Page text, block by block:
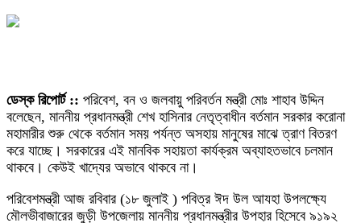
ডেস্ক রিপোর্ট :: পরিবেশ, বন ও জলবায়ু পরিবর্তন মন্ত্রী মোঃ শাহাব উদ্দিন
বলেছেন, মাননীয় প্রধানমন্ত্রী শেখ হাসিনার নেতৃত্বাধীন বর্তমান সরকার করোনা
মহামারীর শুরু থেকে বর্তমান সময় পর্যন্ত অসহায় মানুষের মাঝে ত্রাণ বিতরণ
করে যাচ্ছে। সরকারের এই মানবিক সহায়তা কার্যক্রম অব্যাহতভাবে চলমান
থাকবে। কেউই খাদ্যের অভাবে থাকবে না।
পরিবেশমন্ত্রী আজ রবিবার (১৮ জুলাই ) পবিত্র ঈদ উল আযহা উপলক্ষ্যে
মৌলভীবাজারের জুড়ী উপজেলায় মাননীয় প্রধানমন্ত্রীর উপহার হিসেবে ৯১৯২